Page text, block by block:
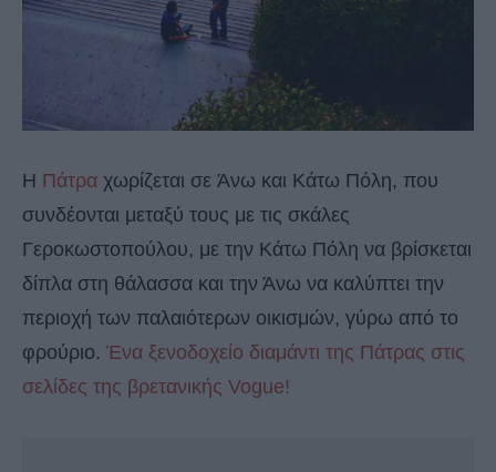
Η Πάτρα χωρίζεται σε Άνω και Κάτω Πόλη, που
συνδέονται μεταξύ τους με τις σκάλες
Γεροκωστοπούλου, με την Κάτω Πόλη να βρίσκεται
δίπλα στη θάλασσα και την Άνω να καλύπτει την
περιοχή των παλαιότερων οικισμών, γύρω από το
φρούριο. Ένα ξενοδοχείο διαμάντι της Πάτρας στις
σελίδες της βρετανικής Vogue!